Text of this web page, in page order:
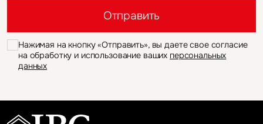
Отправить
Нажимая на кнопку «Отправить», вы даете свое согласие
на обработку и использование ваших персональных
данных